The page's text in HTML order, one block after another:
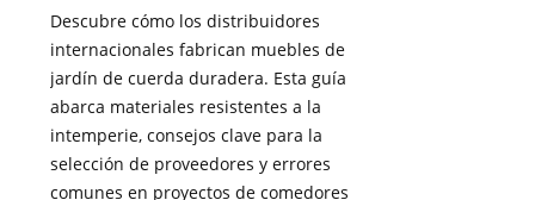
Descubre cómo los distribuidores
internacionales fabrican muebles de
jardín de cuerda duradera. Esta guía
abarca materiales resistentes a la
intemperie, consejos clave para la
selección de proveedores y errores
comunes en proyectos de comedores